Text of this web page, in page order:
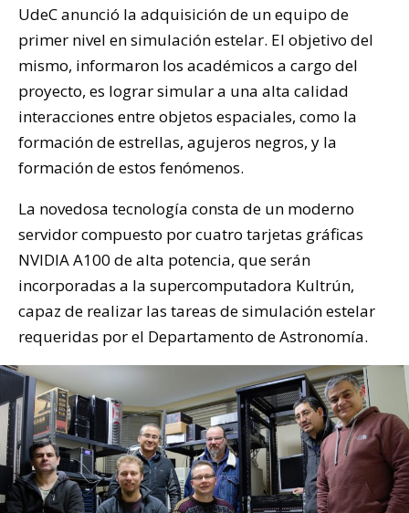
UdeC anunció la adquisición de un equipo de
primer nivel en simulación estelar. El objetivo del
mismo, informaron los académicos a cargo del
proyecto, es lograr simular a una alta calidad
interacciones entre objetos espaciales, como la
formación de estrellas, agujeros negros, y la
formación de estos fenómenos.
La novedosa tecnología consta de un moderno
servidor compuesto por cuatro tarjetas gráficas
NVIDIA A100 de alta potencia, que serán
incorporadas a la supercomputadora Kultrún,
capaz de realizar las tareas de simulación estelar
requeridas por el Departamento de Astronomía.